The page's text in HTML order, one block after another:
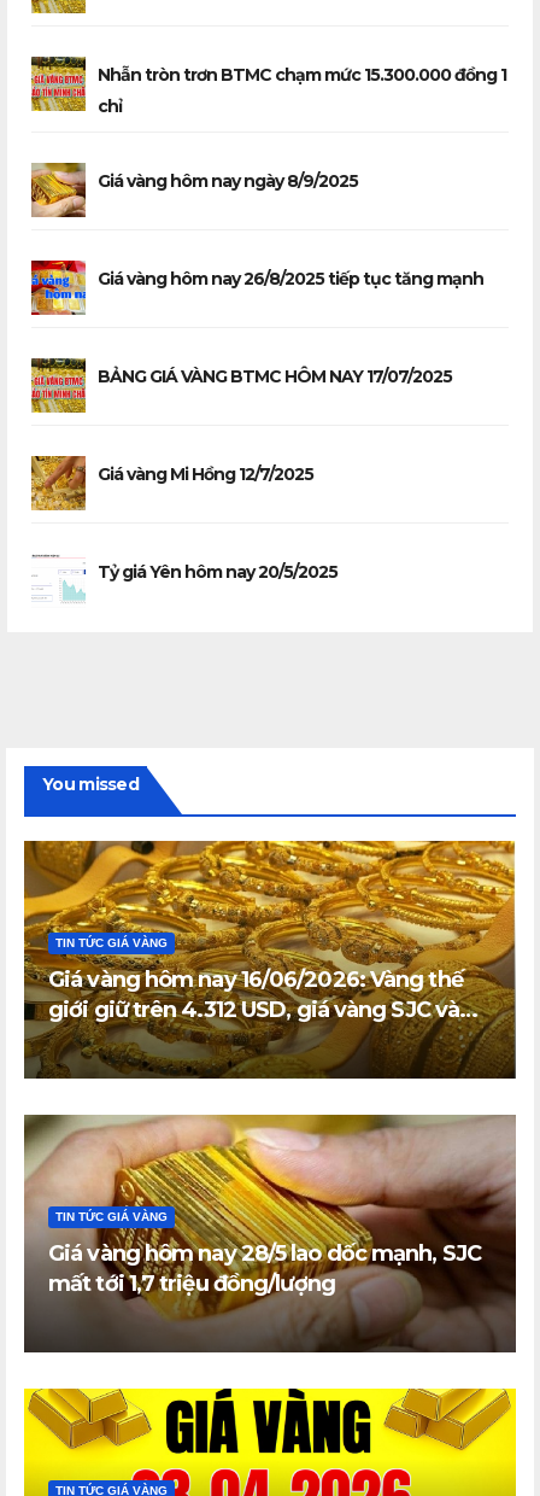
Nhẫn tròn trơn BTMC chạm mức 15.300.000 đồng 1
chỉ
Giá vàng hôm nay ngày 8/9/2025
Giá vàng hôm nay 26/8/2025 tiếp tục tăng mạnh
BẢNG GIÁ VÀNG BTMC HÔM NAY 17/07/2025
Giá vàng Mi Hồng 12/7/2025
Tỷ giá Yên hôm nay 20/5/2025
You missed
TIN TỨC GIÁ VÀNG
Giá vàng hôm nay 16/06/2026: Vàng thế
giới giữ trên 4.312 USD, giá vàng SJC và
vàng nhẫn trong nước đi ngang
TIN TỨC GIÁ VÀNG
Giá vàng hôm nay 28/5 lao dốc mạnh, SJC
mất tới 1,7 triệu đồng/lượng
TIN TỨC GIÁ VÀNG